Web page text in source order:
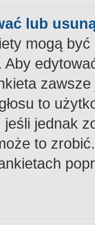
lub
mogą
Aby
to
jednak
to